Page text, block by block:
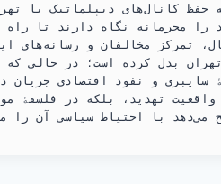
حفظ کانال‌های دیپلماتیک با
را محرمانه نگاه دارند تا راه
تمرکز مخالفان و رسانه‌های
بدل کرده است؛ در حالی که
سایبری و نفوذ اقتصادی جریان
تهدید، بلکه در فلسفۀ